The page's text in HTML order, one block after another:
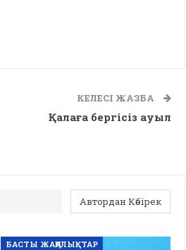
КЕЛЕСІ ЖАЗБА
Қалаға бергісіз ауыл
Автордан Көбірек
БАСТЫ ЖАҢАЛЫҚТАР